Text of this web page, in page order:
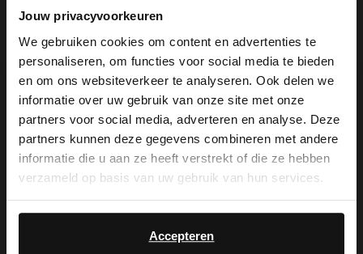
Jouw privacyvoorkeuren
We gebruiken cookies om content en advertenties te
personaliseren, om functies voor social media te bieden
en om ons websiteverkeer te analyseren. Ook delen we
informatie over uw gebruik van onze site met onze
partners voor social media, adverteren en analyse. Deze
partners kunnen deze gegevens combineren met andere
informatie die u aan ze heeft verstrekt of die ze hebben
verzameld op basis van uw gebruik van hun services.
Accepteren
Alles over dit product
Maattabel
Bezorgen & retour
×
View this website in English?
It looks like your language isn't Dutch. Would
you like to switch to English?
English